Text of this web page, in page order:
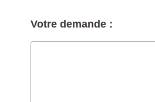
Votre demande :